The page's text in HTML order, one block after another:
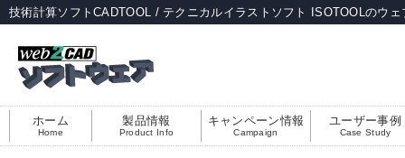
技術計算ソフトCADTOOL / テクニカルイラストソフト ISOTOOLのウェ
ホーム
Home
製品情報
Product Info
キャンペーン情報
Campaign
ユーザー事例
Case Study